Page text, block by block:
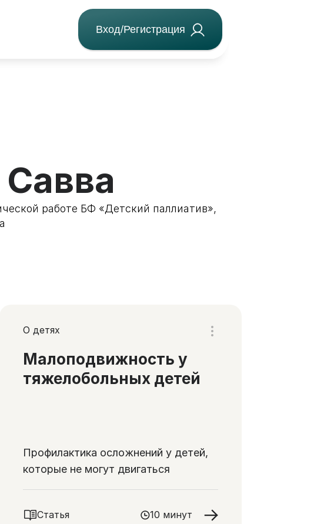
Вход/Регистрация
работе БФ «Детский паллиатив»,
О детях
Малоподвижность у
тяжелобольных детей
Профилактика осложнений у детей,
которые не могут двигаться
Статья 10 минут